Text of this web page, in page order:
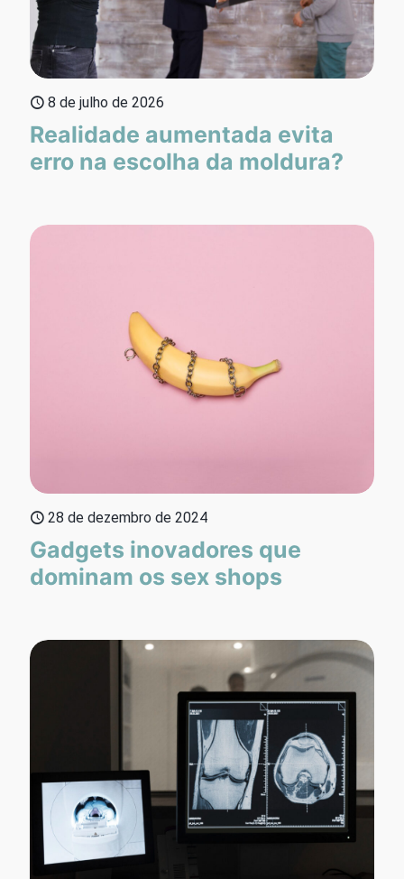
8 de julho de 2026
Realidade aumentada evita
erro na escolha da moldura?
28 de dezembro de 2024
Gadgets inovadores que
dominam os sex shops